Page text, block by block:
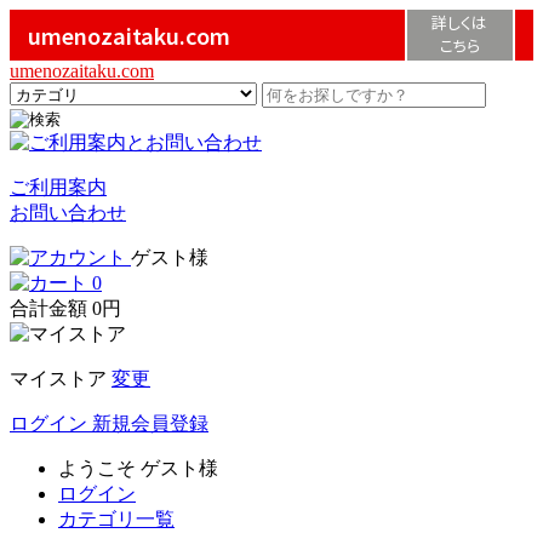
umenozaitaku.com
詳しくは
こちら
umenozaitaku.com
ご利用案内
お問い合わせ
ゲスト様
0
合計金額 0円
マイストア 変更
ログイン 新規会員登録
ようこそ ゲスト様
ログイン
カテゴリ一覧